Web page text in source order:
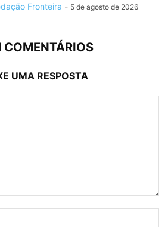
Fronteira - 5 de agosto de 2026
COMENTÁRIOS
UMA RESPOSTA